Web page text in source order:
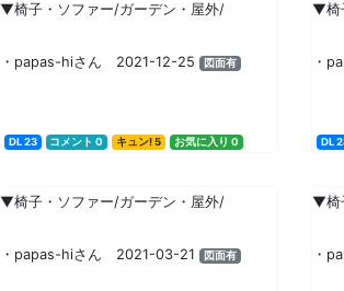
▼椅子・ソファー/ガーデン・屋外/
・papas-hiさん 2021-12-25 図面有
DL 23 コメント 0 キュン! 5 お気に入り 0
▼椅
・
DL
▼椅子・ソファー/ガーデン・屋外/
・papas-hiさん 2021-03-21 図面有
▼椅
・